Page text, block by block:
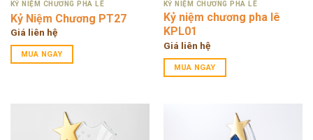
KỶ NIỆM CHƯƠNG PHA LÊ
Kỷ Niệm Chương PT27
Giá liên hệ
MUA NGAY
KỶ NIỆM CHƯƠNG PHA LÊ
Kỷ niệm chương pha lê
KPL01
Giá liên hệ
MUA NGAY